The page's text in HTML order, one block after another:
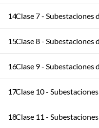
14Clase 7 -
15Clase 8 -
16Clase 9 -
17Clase 10 -
18Clase 11 -